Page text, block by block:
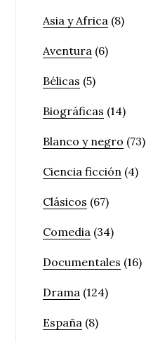
Asia y Africa (8)
Aventura (6)
Bélicas (5)
Biográficas (14)
Blanco y negro (73)
Ciencia ficción (4)
Clásicos (67)
Comedia (34)
Documentales (16)
Drama (124)
España (8)